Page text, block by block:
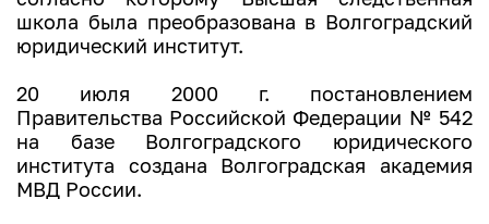
школа была преобразована в Волгоградский
юридический институт.
20 июля 2000 г. постановлением
Правительства Российской Федерации № 542
на базе Волгоградского юридического
института создана Волгоградская академия
МВД России.